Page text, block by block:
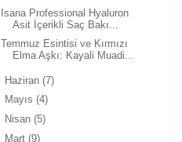
Isana Professional Hyaluron
Asit İçerikli Saç Bakı...
Temmuz Esintisi ve Kırmızı
Elma Aşkı: Kayali Muadi...
Haziran (7)
Mayıs (4)
Nisan (5)
Mart (9)